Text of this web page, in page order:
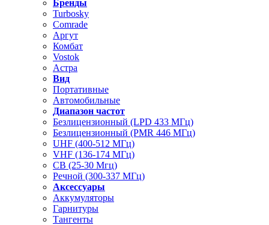
Бренды
Turbosky
Comrade
Аргут
Комбат
Vostok
Астра
Вид
Портативные
Автомобильные
Диапазон частот
Безлицензионный (LPD 433 МГц)
Безлицензионный (PMR 446 МГц)
UHF (400-512 МГц)
VHF (136-174 МГц)
CB (25-30 Мгц)
Речной (300-337 МГц)
Аксессуары
Аккумуляторы
Гарнитуры
Тангенты